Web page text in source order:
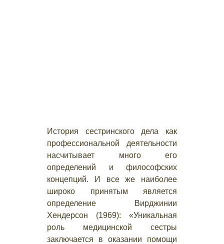
История сестринского дела как
профессиональной деятельности
насчитывает много его
определений и философских
концепций. И все же наиболее
широко принятым является
определение Вирджинии
Хендерсон (1969): «Уникальная
роль медицинской сестры
заключается в оказании помощи